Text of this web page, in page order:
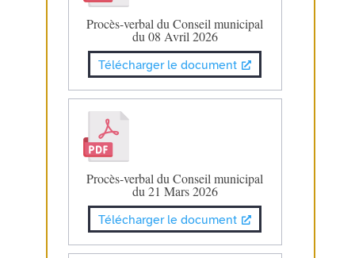
Procès-verbal du Conseil municipal
du 08 Avril 2026
Télécharger le document
Procès-verbal du Conseil municipal
du 21 Mars 2026
Télécharger le document